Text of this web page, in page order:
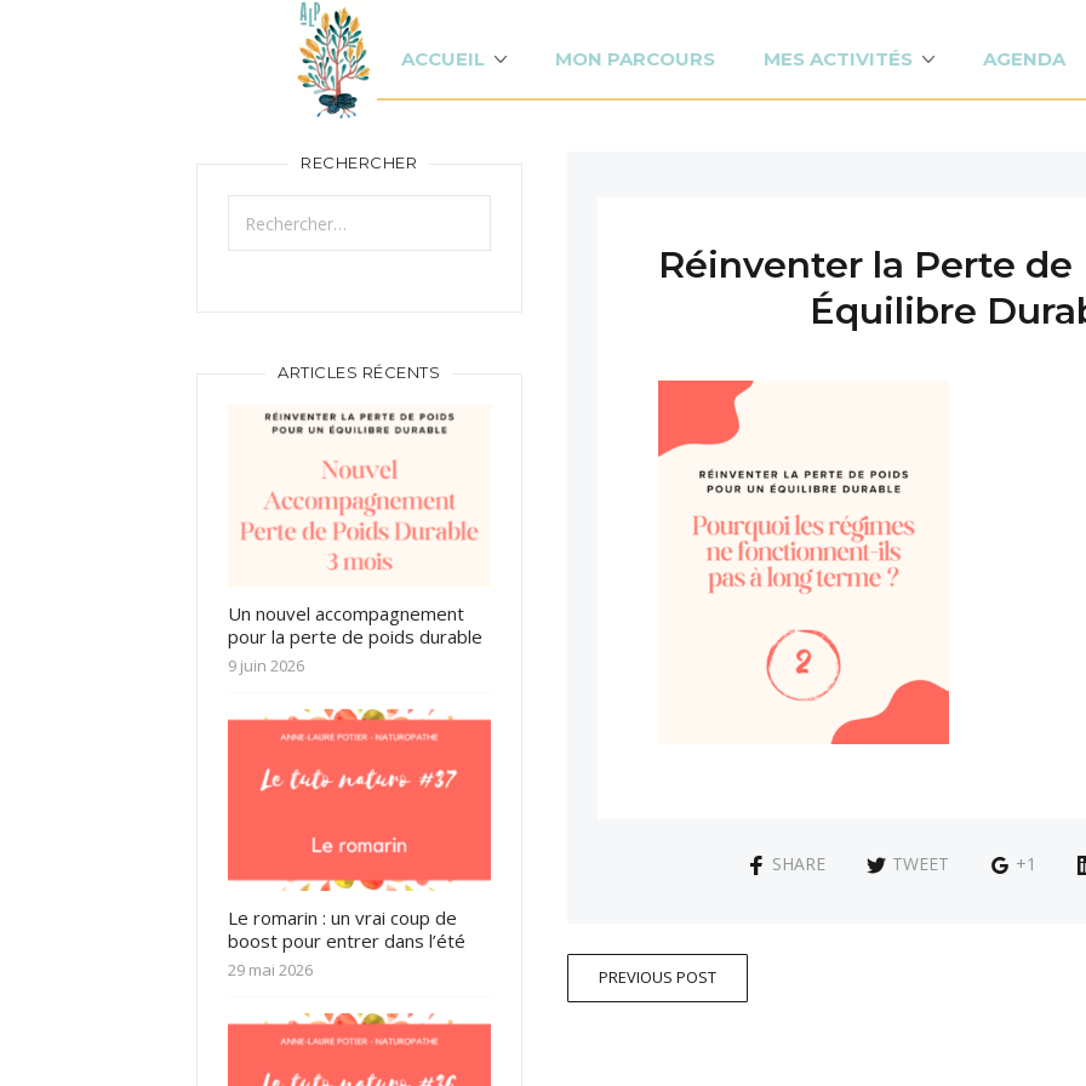
ACCUEIL MON PARCOURS MES ACTIVITÉS AGENDA
Réinventer la Perte
Équilibre
SHARE TWEET +1
PREVIOUS POST
RECHERCHER
Rechercher :
ARTICLES RÉCENTS
Un nouvel accompagnement
pour la perte de poids durable
9 juin 2026
Le romarin : un vrai coup de
boost pour entrer dans l’été
29 mai 2026